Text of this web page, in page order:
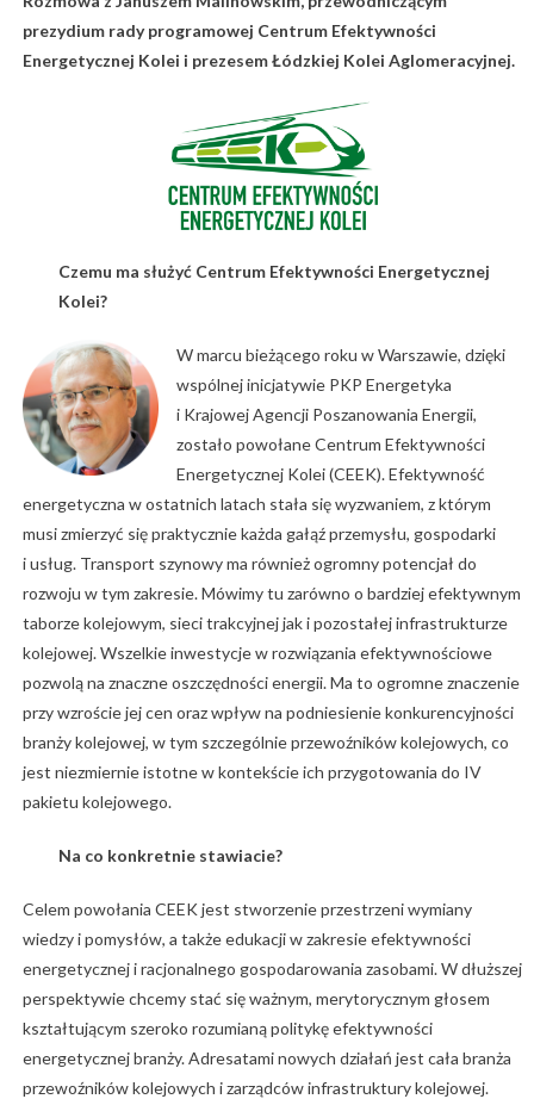
prezydium rady programowej Centrum Efektywności
Energetycznej Kolei i prezesem Łódzkiej Kolei Aglomeracyjnej.
Czemu ma służyć Centrum Efektywności Energetycznej
Kolei?
W marcu bieżącego roku w Warszawie, dzięki
wspólnej inicjatywie PKP Energetyka
i Krajowej Agencji Poszanowania Energii,
zostało powołane Centrum Efektywności
Energetycznej Kolei (CEEK). Efektywność
energetyczna w ostatnich latach stała się wyzwaniem, z którym
musi zmierzyć się praktycznie każda gałąź przemysłu, gospodarki
i usług. Transport szynowy ma również ogromny potencjał do
rozwoju w tym zakresie. Mówimy tu zarówno o bardziej efektywnym
taborze kolejowym, sieci trakcyjnej jak i pozostałej infrastrukturze
kolejowej. Wszelkie inwestycje w rozwiązania efektywnościowe
pozwolą na znaczne oszczędności energii. Ma to ogromne znaczenie
przy wzroście jej cen oraz wpływ na podniesienie konkurencyjności
branży kolejowej, w tym szczególnie przewoźników kolejowych, co
jest niezmiernie istotne w kontekście ich przygotowania do IV
pakietu kolejowego.
Na co konkretnie stawiacie?
Celem powołania CEEK jest stworzenie przestrzeni wymiany
wiedzy i pomysłów, a także edukacji w zakresie efektywności
energetycznej i racjonalnego gospodarowania zasobami. W dłuższej
perspektywie chcemy stać się ważnym, merytorycznym głosem
kształtującym szeroko rozumianą politykę efektywności
energetycznej branży. Adresatami nowych działań jest cała branża
przewoźników kolejowych i zarządców infrastruktury kolejowej.